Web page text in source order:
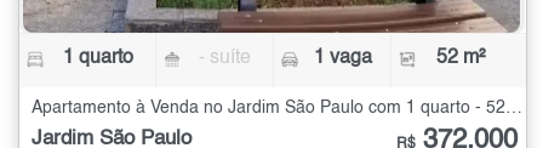
1 quarto - suíte 1 vaga 52 m²
Apartamento à Venda no Jardim São Paulo com 1 quarto - 52 m²
Jardim São Paulo R$ 372.000